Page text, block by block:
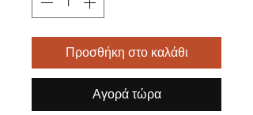
Προσθήκη στο καλάθι
Αγορά τώρα